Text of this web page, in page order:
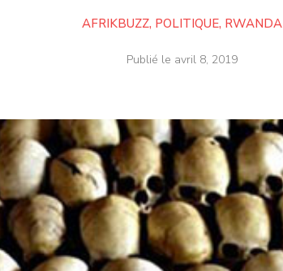
AFRIKBUZZ, POLITIQUE, RWANDA
Publié le avril 8, 2019